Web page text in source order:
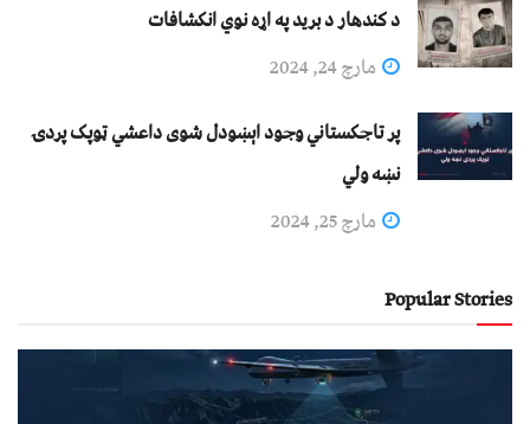
د کندهار د برید په اړه نوي انکشافات
مارچ 24, 2024
پر تاجکستاني وجود اېښودل شوی داعشي ټوپک پردۍ
نښه ولي
مارچ 25, 2024
Popular Stories